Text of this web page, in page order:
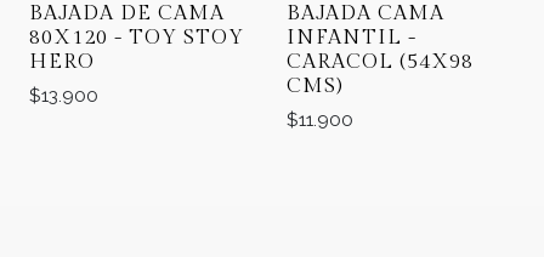
BAJADA DE CAMA
80X120 - TOY STOY
HERO
$13.900
BAJADA CAMA
INFANTIL -
CARACOL (54X98
CMS)
$11.900